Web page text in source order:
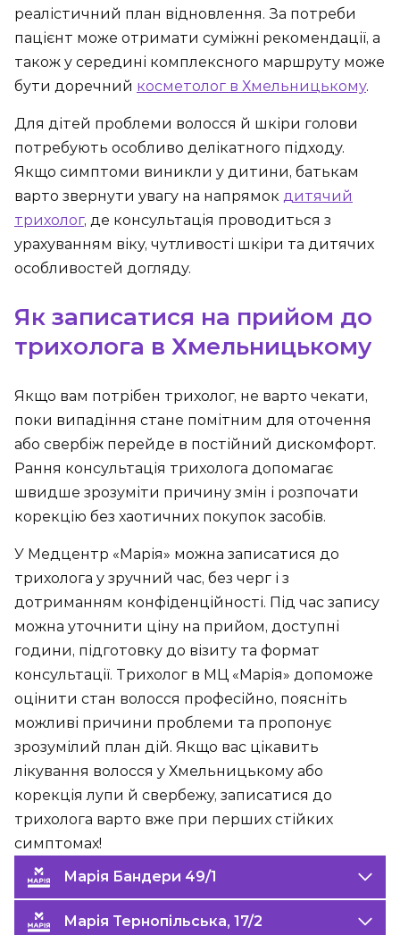
Марія Бандери 49/1
Марія Тернопільська, 17/2
реалістичний план відновлення. За потреби
пацієнт може отримати суміжні рекомендації, а
також у середині комплексного маршруту може
бути доречний косметолог в Хмельницькому.
Для дітей проблеми волосся й шкіри голови
потребують особливо делікатного підходу.
Якщо симптоми виникли у дитини, батькам
варто звернути увагу на напрямок дитячий
трихолог, де консультація проводиться з
урахуванням віку, чутливості шкіри та дитячих
особливостей догляду.
Як записатися на прийом до
трихолога в Хмельницькому
Якщо вам потрібен трихолог, не варто чекати,
поки випадіння стане помітним для оточення
або свербіж перейде в постійний дискомфорт.
Рання консультація трихолога допомагає
швидше зрозуміти причину змін і розпочати
корекцію без хаотичних покупок засобів.
У Медцентр «Марія» можна записатися до
трихолога у зручний час, без черг і з
дотриманням конфіденційності. Під час запису
можна уточнити ціну на прийом, доступні
години, підготовку до візиту та формат
консультації. Трихолог в МЦ «Марія» допоможе
оцінити стан волосся професійно, поясніть
можливі причини проблеми та пропонує
зрозумілий план дій. Якщо вас цікавить
лікування волосся у Хмельницькому або
корекція лупи й свербежу, записатися до
трихолога варто вже при перших стійких
симптомах!